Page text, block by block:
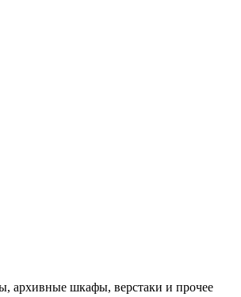
архивные шкафы, верстаки и прочее